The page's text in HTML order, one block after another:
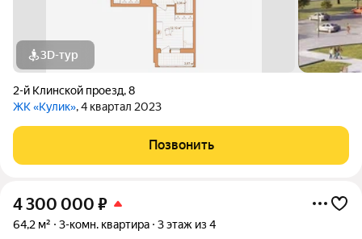
3D-тур
2-й Клинской проезд,8
ЖК «Кулик», 4 квартал 2023
Позвонить
4 300 000 ₽
64,2 м² 3-комн. квартира 3 этаж из 4